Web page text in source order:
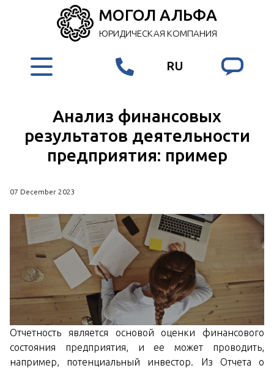
МОГОЛ АЛЬФА
ЮРИДИЧЕСКАЯ КОМПАНИЯ
RU
Анализ финансовых
результатов деятельности
предприятия: пример
07 December 2023
Отчетность является основой оценки финансового
состояния предприятия, и ее может проводить,
например, потенциальный инвестор. Из Отчета о